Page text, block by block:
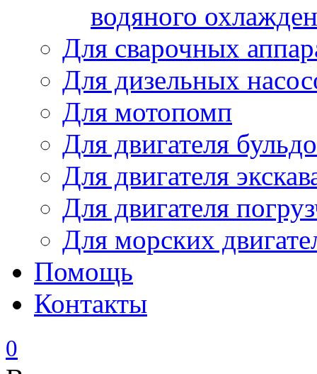
водяного
Для сварочных
Для дизельных
Для мотопомп
Для двигателя
Для двигателя
Для двигателя
Для морских
Помощь
Контакты
0